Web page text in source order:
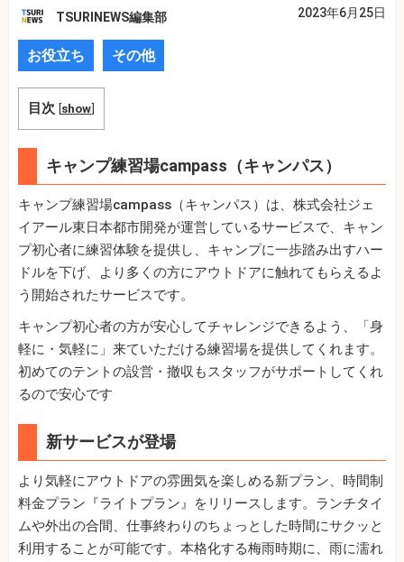
TSURINEWS編集部 2023年6月25日
お役立ち その他
目次 [show]
キャンプ練習場campass（キャンパス）
キャンプ練習場campass（キャンパス）は、株式会社ジェ
イアール東日本都市開発が運営しているサービスで、キャン
プ初心者に練習体験を提供し、キャンプに一歩踏み出すハー
ドルを下げ、より多くの方にアウトドアに触れてもらえるよ
う開始されたサービスです。
キャンプ初心者の方が安心してチャレンジできるよう、「身
軽に・気軽に」来ていただける練習場を提供してくれます。
初めてのテントの設営・撤収もスタッフがサポートしてくれ
るので安心です
新サービスが登場
より気軽にアウトドアの雰囲気を楽しめる新プラン、時間制
料金プラン『ライトプラン』をリリースします。ランチタイ
ムや外出の合間、仕事終わりのちょっとした時間にサクッと
利用することが可能です。本格化する梅雨時期に、雨に濡れ